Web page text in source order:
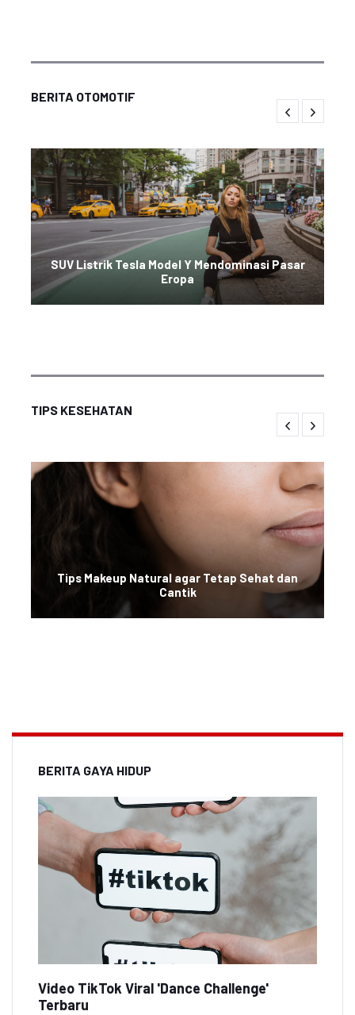
BERITA OTOMOTIF
SUV Listrik Tesla Model Y Mendominasi Pasar
Eropa
TIPS KESEHATAN
Tips Makeup Natural agar Tetap Sehat dan
Cantik
BERITA GAYA HIDUP
Video TikTok Viral 'Dance Challenge'
Terbaru